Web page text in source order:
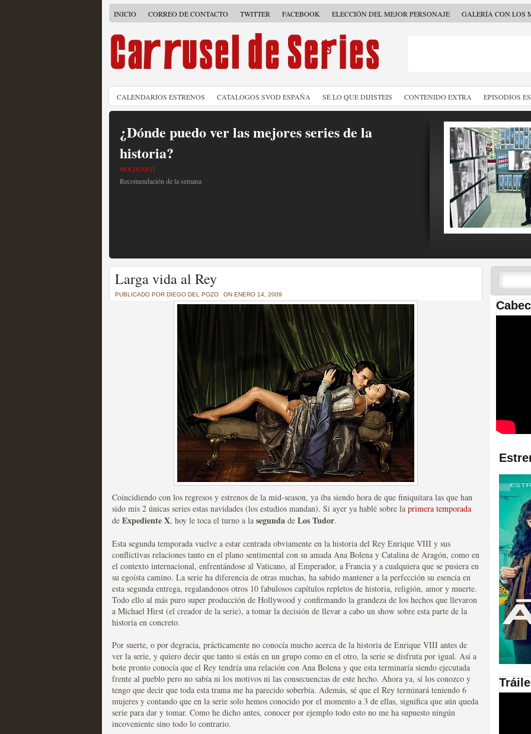
INICIO CORREO DE CONTACTO TWITTER FACEBOOK ELECCIÓN DEL MEJOR PERSONAJE GALERÍA CON LOS
CALENDARIOS ESTRENOS CATALOGOS SVOD ESPAÑA SÉ LO QUE DIJISTEIS CONTENIDO EXTRA EPISODIOS
¿Dónde puedo ver las mejores series de la
historia?
MOLTISANTI
Recomendación de la semana
Un recorrido por todas las temporadas de Game
of Thrones a través de sus mejores tráilers
La burbuja de los jugadores de la ficción
Las series disponibles en las plataformas SVOD
tienen fecha de caducidad
MOLTISANTI
Recomendación de la semana
La barrera de las 500 series al año se superará
desde Silicon Valley
Larga vida al Rey
PUBLICADO POR DIEGO DEL POZO ON ENERO 14, 2009
Coincidiendo con los regresos y estrenos de la mid-season, ya iba siendo hora de que finiquitara las que han
sido mis 2 únicas series estas navidades (los estudios mandan). Si ayer ya hablé sobre la primera temporada
de Expediente X, hoy le toca el turno a la segunda de Los Tudor.
Esta segunda temporada vuelve a estar centrada obviamente en la historia del Rey Enrique VIII y sus
conflictivas relaciones tanto en el plano sentimental con su amada Ana Bolena y Catalina de Aragón, como en
el contexto internacional, enfrentándose al Vaticano, al Emperador, a Francia y a cualquiera que se pusiera en
su egoísta camino. La serie ha diferencia de otras muchas, ha sabido mantener a la perfección su esencia en
esta segunda entrega, regalandonos otros 10 fabulosos capítulos repletos de historia, religión, amor y muerte.
Todo ello al más puro super producción de Hollywood y confirmando la grandeza de los hechos que llevaron
a Michael Hirst (el creador de la serie), a tomar la decisión de llevar a cabo un show sobre esta parte de la
historia en concreto.
Por suerte, o por degracia, prácticamente no conocía mucho acerca de la historia de Enrique VIII antes de
ver la serie, y quiero decir que tanto si estás en un grupo como en el otro, la serie se disfruta por igual. Así a
bote pronto conocía que el Rey tendría una relación con Ana Bolena y que esta terminaría siendo ejecutada
frente al pueblo pero no sabía ni los motivos ni las consecuencias de este hecho. Ahora ya, sí los conozco y
tengo que decir que toda esta trama me ha parecido soberbia. Además, sé que el Rey terminará teniendo 6
mujeres y contando que en la serie solo hemos conocido por el momento a 3 de ellas, significa que aún queda
serie para dar y tomar. Como he dicho antes, conocer por ejemplo todo esto no me ha supuesto ningún
incoveniente sino todo lo contrario.